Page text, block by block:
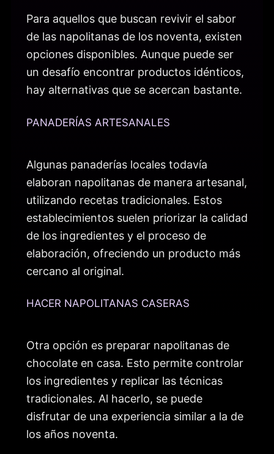
Para aquellos que buscan revivir el sabor
de las napolitanas de los noventa, existen
opciones disponibles. Aunque puede ser
un desafío encontrar productos idénticos,
hay alternativas que se acercan bastante.
PANADERÍAS ARTESANALES
Algunas panaderías locales todavía
elaboran napolitanas de manera artesanal,
utilizando recetas tradicionales. Estos
establecimientos suelen priorizar la calidad
de los ingredientes y el proceso de
elaboración, ofreciendo un producto más
cercano al original.
HACER NAPOLITANAS CASERAS
Otra opción es preparar napolitanas de
chocolate en casa. Esto permite controlar
los ingredientes y replicar las técnicas
tradicionales. Al hacerlo, se puede
disfrutar de una experiencia similar a la de
los años noventa.